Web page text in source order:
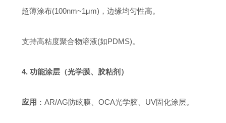
超薄涂布(100nm~1μm)，边缘均匀性高。
支持高粘度聚合物溶液(如PDMS)。
4. 功能涂层（光学膜、胶粘剂）
应用 ：AR/AG防眩膜、OCA光学胶、UV固化涂层。